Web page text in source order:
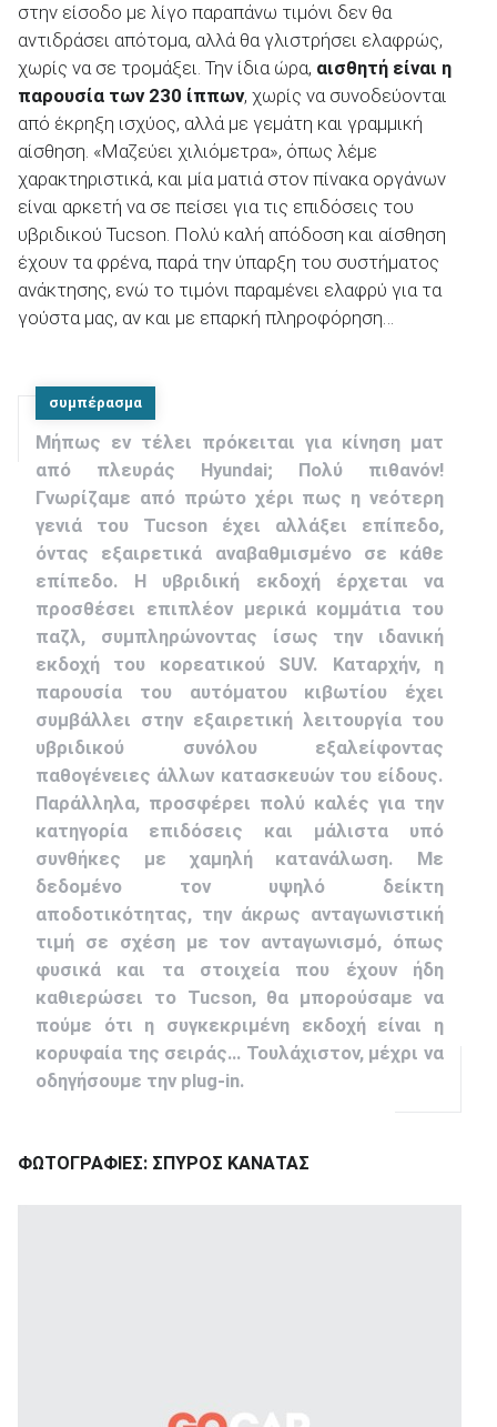
στην είσοδο με λίγο παραπάνω τιμόνι δεν θα
αντιδράσει απότομα, αλλά θα γλιστρήσει ελαφρώς,
χωρίς να σε τρομάξει. Την ίδια ώρα, αισθητή είναι η
παρουσία των 230 ίππων, χωρίς να συνοδεύονται
από έκρηξη ισχύος, αλλά με γεμάτη και γραμμική
αίσθηση. «Μαζεύει χιλιόμετρα», όπως λέμε
χαρακτηριστικά, και μία ματιά στον πίνακα οργάνων
είναι αρκετή να σε πείσει για τις επιδόσεις του
υβριδικού Tucson. Πολύ καλή απόδοση και αίσθηση
έχουν τα φρένα, παρά την ύπαρξη του συστήματος
ανάκτησης, ενώ το τιμόνι παραμένει ελαφρύ για τα
γούστα μας, αν και με επαρκή πληροφόρηση…
συμπέρασμα
Μήπως εν τέλει πρόκειται για κίνηση ματ
από πλευράς Hyundai; Πολύ πιθανόν!
Γνωρίζαμε από πρώτο χέρι πως η νεότερη
γενιά του Tucson έχει αλλάξει επίπεδο,
όντας εξαιρετικά αναβαθμισμένο σε κάθε
επίπεδο. Η υβριδική εκδοχή έρχεται να
προσθέσει επιπλέον μερικά κομμάτια του
παζλ, συμπληρώνοντας ίσως την ιδανική
εκδοχή του κορεατικού SUV. Καταρχήν, η
παρουσία του αυτόματου κιβωτίου έχει
συμβάλλει στην εξαιρετική λειτουργία του
υβριδικού συνόλου εξαλείφοντας
παθογένειες άλλων κατασκευών του είδους.
Παράλληλα, προσφέρει πολύ καλές για την
κατηγορία επιδόσεις και μάλιστα υπό
συνθήκες με χαμηλή κατανάλωση. Με
δεδομένο τον υψηλό δείκτη
αποδοτικότητας, την άκρως ανταγωνιστική
τιμή σε σχέση με τον ανταγωνισμό, όπως
φυσικά και τα στοιχεία που έχουν ήδη
καθιερώσει το Tucson, θα μπορούσαμε να
πούμε ότι η συγκεκριμένη εκδοχή είναι η
κορυφαία της σειράς… Τουλάχιστον, μέχρι να
οδηγήσουμε την plug-in.
ΦΩΤΟΓΡΑΦΙΕΣ: ΣΠΥΡΟΣ ΚΑΝΑΤΑΣ